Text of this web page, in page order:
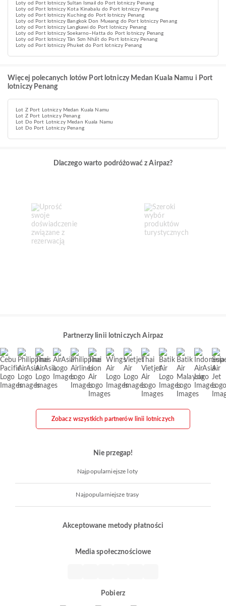
Loty od Port lotniczy Sultan Ismail do Port lotniczy Penang
Loty od Port lotniczy Kota Kinabalu do Port lotniczy Penang
Loty od Port lotniczy Kuching do Port lotniczy Penang
Loty od Port lotniczy Bangkok Don Mueang do Port lotniczy Penang
Loty od Port lotniczy Langkawi do Port lotniczy Penang
Loty od Port lotniczy Soekarno–Hatta do Port lotniczy Penang
Loty od Port lotniczy Tân Sơn Nhất do Port lotniczy Penang
Loty od Port lotniczy Phuket do Port lotniczy Penang
Więcej polecanych lotów Port lotniczy Medan Kuala Namu i Port
lotniczy Penang
Lot Z Port Lotniczy Medan Kuala Namu
Lot Z Port Lotniczy Penang
Lot Do Port Lotniczy Medan Kuala Namu
Lot Do Port Lotniczy Penang
Dlaczego warto podróżować z Airpaz?
Partnerzy linii lotniczych Airpaz
Zobacz wszystkich partnerów linii lotniczych
Nie przegap!
Najpopularniejsze loty
Najpopularniejsze trasy
Akceptowane metody płatności
Media społecznościowe
Pobierz